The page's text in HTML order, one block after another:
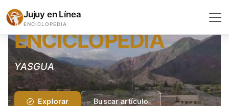
Jujuy en Línea
ENCICLOPEDIA
ENCICLOPEDIA
YASGUA
Explorar Buscar artículo